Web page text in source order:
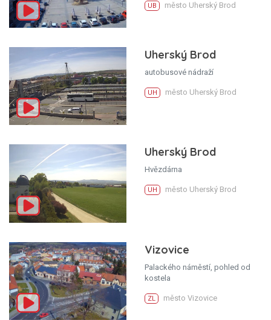
UB město Uherský Brod
Uherský Brod
autobusové nádraží
UH město Uherský Brod
Uherský Brod
Hvězdárna
UH město Uherský Brod
Vizovice
Palackého náměstí, pohled od
kostela
ZL město Vizovice